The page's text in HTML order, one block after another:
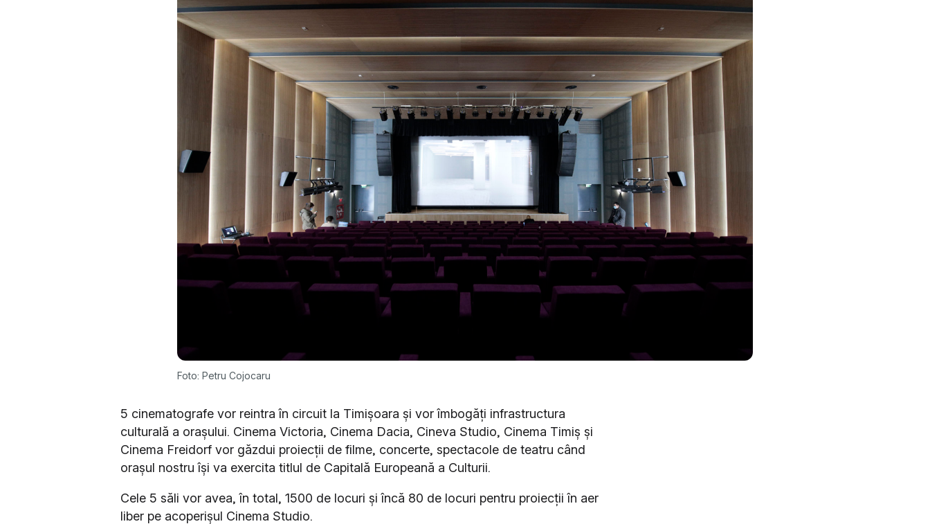
Foto: Petru Cojocaru
5 cinematografe vor reintra în circuit la Timișoara și vor îmbogăți infrastructura
culturală a orașului. Cinema Victoria, Cinema Dacia, Cineva Studio, Cinema Timiș și
Cinema Freidorf vor găzdui proiecții de filme, concerte, spectacole de teatru când
orașul nostru își va exercita titlul de Capitală Europeană a Culturii.
Cele 5 săli vor avea, în total, 1500 de locuri și încă 80 de locuri pentru proiecții în aer
liber pe acoperișul Cinema Studio.